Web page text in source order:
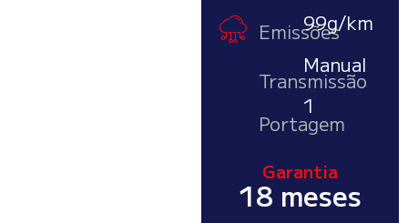
Emissões
Transmissão
Portagem
99g/km
Manual
1
Garantia
18 meses